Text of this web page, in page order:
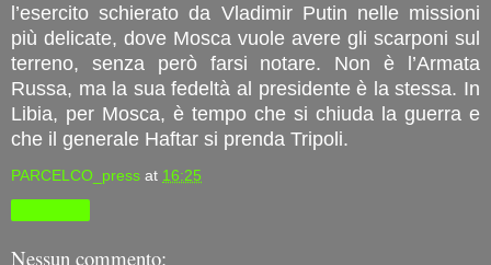
l’esercito schierato da Vladimir Putin nelle missioni
più delicate, dove Mosca vuole avere gli scarponi sul
terreno, senza però farsi notare. Non è l’Armata
Russa, ma la sua fedeltà al presidente è la stessa. In
Libia, per Mosca, è tempo che si chiuda la guerra e
che il generale Haftar si prenda Tripoli.
PARCELCO_press at 16:25
Nessun commento: